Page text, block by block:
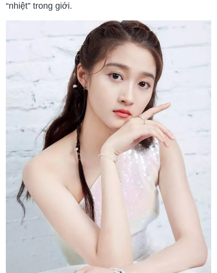
“nhiệt” trong giới.